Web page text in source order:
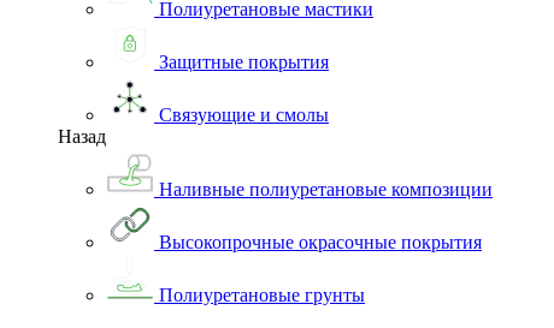
Полиуретановые мастики
Защитные покрытия
Связующие и смолы
Назад
Наливные полиуретановые композиции
Высокопрочные окрасочные покрытия
Полиуретановые грунты